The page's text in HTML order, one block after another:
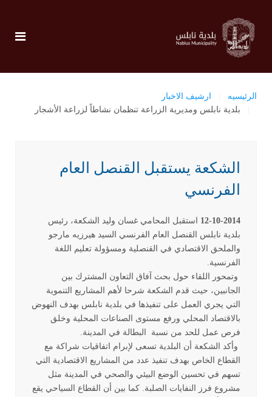
الرئيسيه
ارشيف الاخبار
بلدية نابلس ومديرية الزراعة تنظمان نشاطاً لزراعة الأشجار
الشكعة يستقبل القنصل العام
الفرنسي
12-10-2014 استقبل المحامي غسان وليد الشكعة، رئيس
بلدية نابلس القنصل العام الفرنسي السيد هيرزيه مارجو
والملحق الاقتصادي في القنصلية ومسؤولة تعليم اللغة
الفرنسية.
وتمحور اللقاء حول بحث آفاق التعاون المشترك بين
الجانبين، حيث قدم الشكعة شرحا لأهم المشاريع التنموية
التي يجري العمل على تنفيذها في بلدية نابلس بهدف النهوض
بالاقتصاد المحلي ورفع مستوى الصناعات المحلية وخلق
فرص عمل للحد من نسبة البطالة في المدينة.
وأكد الشكعة أن البلدية تسعى لإبرام اتفاقيات شراكة مع
القطاع الخاص بهدف تنفيذ عدد من المشاريع الاقتصادية التي
تسهم في تحسين الوضع البيئي والصحي في المدينة مثل
مشروع فرز النفايات الصلبة. كما بين أن القطاع السياحي يقع